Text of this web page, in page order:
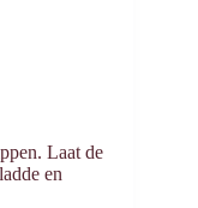
Laat de
en